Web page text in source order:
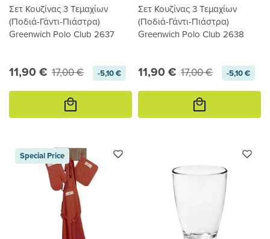
Σετ Κουζίνας 3 Τεμαχίων
(Ποδιά-Γάντι-Πιάστρα)
Greenwich Polo Club 2637
11,90 € 17,00 € -5,10 €
Προσθήκη
καλάθι
Σετ Κουζίνας 3 Τεμαχίων
(Ποδιά-Γάντι-Πιάστρα)
Greenwich Polo Club 2638
11,90 € 17,00 € -5,10 €
Προσθήκη
καλάθι
Special Price